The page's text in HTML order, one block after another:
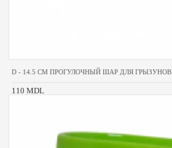
D - 14.5 CM ПРОГУЛОЧНЫЙ ШАР ДЛЯ ГРЫЗУНОВ
110 MDL